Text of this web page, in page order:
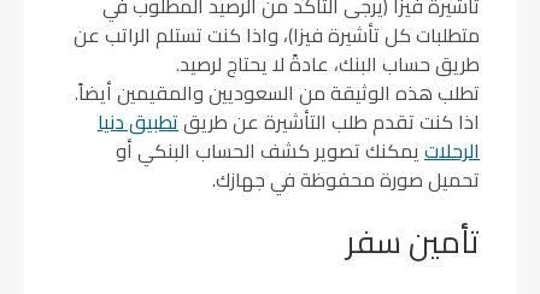
متطلبات كل تأشيرة فيزا)، واذا كنت تستلم الراتب عن
طريق حساب البنك، عادةً لا يحتاج لرصيد.
تطلب هذه الوثيقة من السعوديين والمقيمين أيضاً.
اذا كنت تقدم طلب التأشيرة عن طريقتطبيق دنيا
الرحلات يمكنك تصوير كشف الحساب البنكي أو
تحميل صورة محفوظة في جهازك.
تأمين سفر